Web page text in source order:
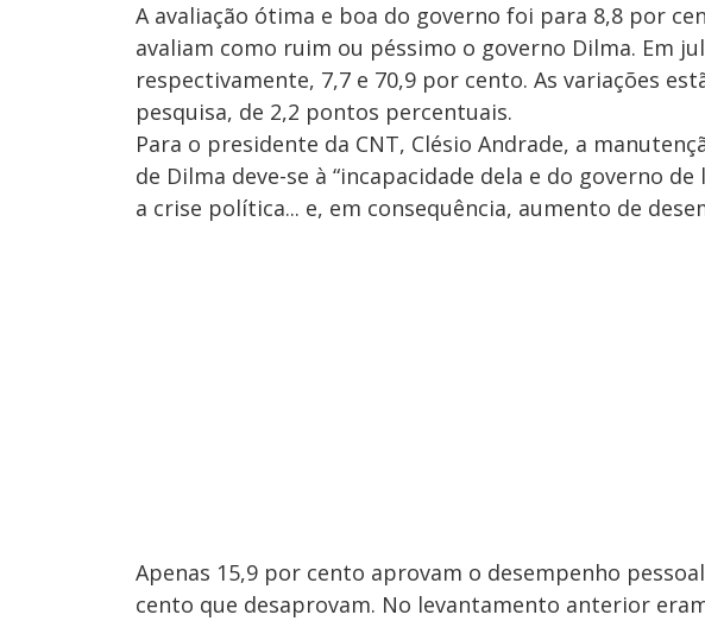
A avaliação ótima e boa do governo foi para 8,8 por
avaliam como ruim ou péssimo o governo Dilma. Em
respectivamente, 7,7 e 70,9 por cento. As variações
pesquisa, de 2,2 pontos percentuais.
Para o presidente da CNT, Clésio Andrade, a
de Dilma deve-se à “incapacidade dela e do governo
a crise política... e, em consequência, aumento de
Apenas 15,9 por cento aprovam o desempenho
cento que desaprovam. No levantamento anterior